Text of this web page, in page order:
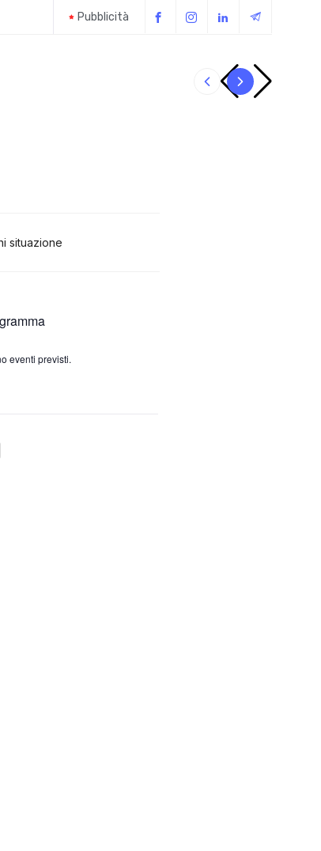
Pubblicità
situazione
eventi previsti.